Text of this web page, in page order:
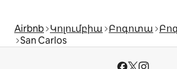
Airbnb Կոլումբիա Բոգոտա
San Carlos